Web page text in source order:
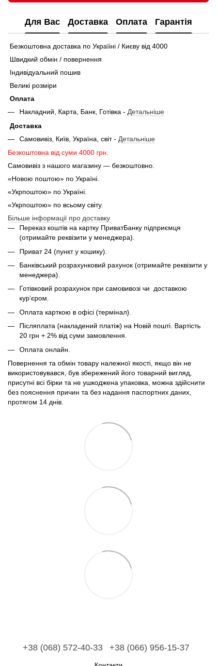
Для Вас Доставка Оплата Гарантія
Безкоштовна доставка по Україіні / Києву від 4000
Швидкий обмін / повернення
Індивідуальний пошив
Великі розміри
Оплата
Накладний, Карта, Банк, Готівка - Детальніше
Доставка
Самовивіз, Київ, Україна, світ - Детальніше
Безкоштовна від суми 4000 грн.
Самовивіз з нашого магазину — безкоштовно.
«Новою поштою» по Україні.
«Укрпоштою» по Україні.
«Укрпоштою» по всьому світу.
Більше інформації про доставку
Переказ коштів на картку ПриватБанку підприємця
(отримайте реквізити у менеджера).
Приват 24 (пункт у кошику).
Банківський розрахунковий рахунок (отримайте реквізити у
менеджера).
Готівковий розрахунок при самовивозі чи доставкою
кур’єром.
Оплата карткою в офісі (термінал).
Післяплата (накладений платіж) на Новій пошті. Вартість
20 грн + 2% від суми замовлення.
Оплата онлайн.
Повернення та обмін товару належної якості, якщо він не
використовувався, був збережений його товарний вигляд,
присутні всі бірки та не ушкоджена упаковка, можна здійснити
без пояснення причин та без надання паспортних даних,
протягом 14 днів.
+38 (068) 572-40-33 +38 (066) 956-15-37